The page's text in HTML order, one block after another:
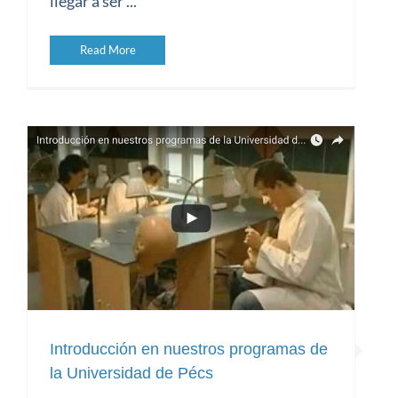
Read More
Introducción en nuestros programas de
la Universidad de Pécs